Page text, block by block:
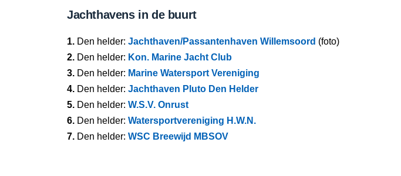
Jachthavens in de buurt
1. Den helder: Jachthaven/Passantenhaven Willemsoord (foto)
2. Den helder: Kon. Marine Jacht Club
3. Den helder: Marine Watersport Vereniging
4. Den helder: Jachthaven Pluto Den Helder
5. Den helder: W.S.V. Onrust
6. Den helder: Watersportvereniging H.W.N.
7. Den helder: WSC Breewijd MBSOV